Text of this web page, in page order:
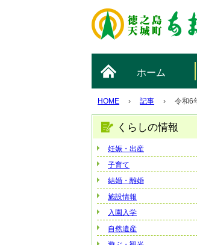
ホーム
HOME › 記事 › 令和6
くらしの情報
妊娠・出産
子育て
結婚・離婚
施設情報
入園入学
自然遺産